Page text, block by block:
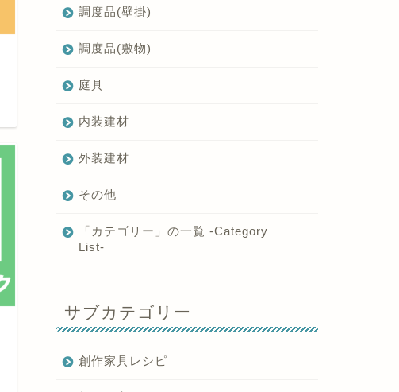
調度品(壁掛)
調度品(敷物)
庭具
内装建材
外装建材
その他
「カテゴリー」の一覧 -Category
List-
サブカテゴリー
創作家具レシピ